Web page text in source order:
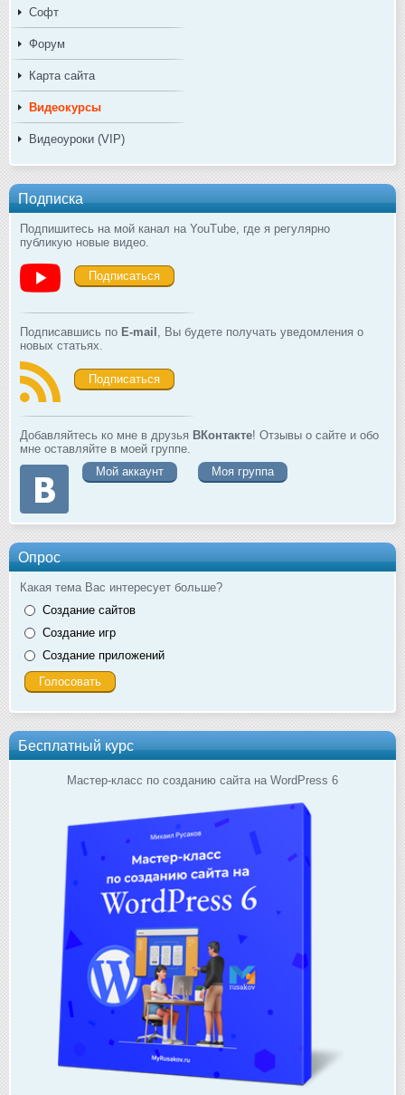
Софт
Форум
Карта сайта
Видеокурсы
Видеоуроки (VIP)
Подписка
Подпишитесь на мой канал на YouTube, где я регулярно
публикую новые видео.
Подписаться
Подписавшись по E-mail , Вы будете получать уведомления о
новых статьях.
Подписаться
Добавляйтесь ко мне в друзья ВКонтакте! Отзывы о сайте и обо
мне оставляйте в моей группе.
Мой аккаунт
Моя группа
Опрос
Какая тема Вас интересует больше?
Создание сайтов
Создание игр
Создание приложений
Бесплатный курс
Мастер-класс по созданию сайта на WordPress 6